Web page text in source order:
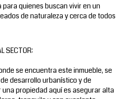
quienes buscan vivir en un
de naturaleza y cerca de todos
SECTOR:
se encuentra este inmueble, se
desarrollo urbanístico y de
propiedad aquí es asegurar alta